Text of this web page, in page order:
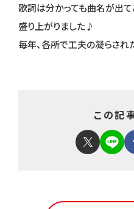
歌詞は分かっても曲名が出て
盛り上がりました♪
毎年、各所で工夫の凝らされ
この記